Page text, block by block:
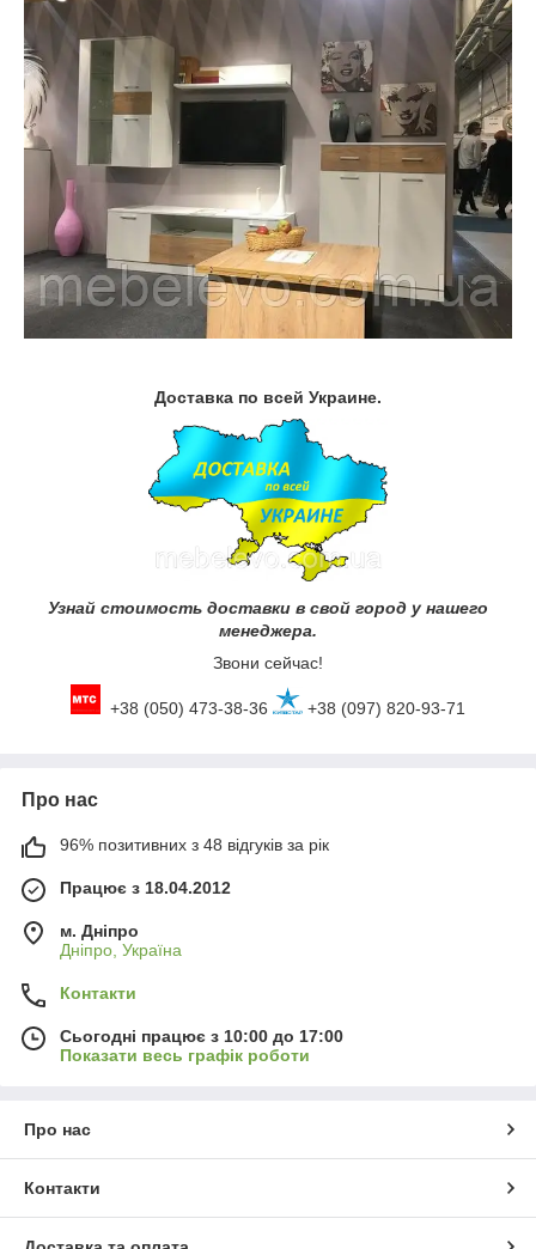
Доставка по всей Украине.
Узнай стоимость доставки в свой город у нашего
менеджера.
Звони сейчас!
+38 (050) 473-38-36 +38 (097) 820-93-71
Про нас
96% позитивних з 48 відгуків за рік
Працює з 18.04.2012
м. Дніпро
Дніпро, Україна
Контакти
Сьогодні працює з 10:00 до 17:00
Показати весь графік роботи
Про нас
Контакти